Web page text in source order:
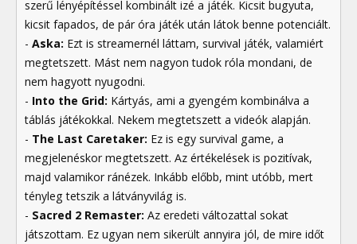
szerű lényépítéssel kombinált izé a játék. Kicsit bugyuta,
kicsit fapados, de pár óra játék után látok benne potenciált.
- Aska: Ezt is streamernél láttam, survival játék, valamiért
megtetszett. Mást nem nagyon tudok róla mondani, de
nem hagyott nyugodni.
- Into the Grid: Kártyás, ami a gyengém kombinálva a
táblás játékokkal. Nekem megtetszett a videók alapján.
- The Last Caretaker: Ez is egy survival game, a
megjelenéskor megtetszett. Az értékelések is pozitívak,
majd valamikor ránézek. Inkább előbb, mint utóbb, mert
tényleg tetszik a látványvilág is.
- Sacred 2 Remaster: Az eredeti változattal sokat
játszottam. Ez ugyan nem sikerült annyira jól, de mire időt